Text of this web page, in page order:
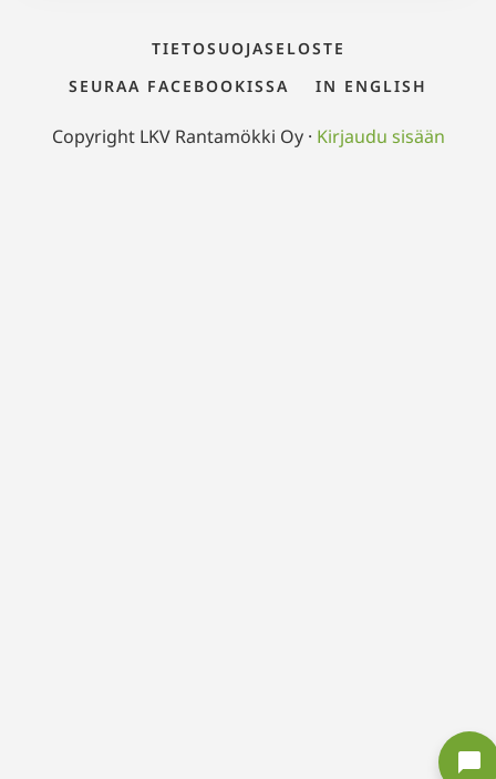
TIETOSUOJASELOSTE
SEURAA FACEBOOKISSA
IN ENGLISH
Copyright LKV Rantamökki Oy · Kirjaudu sisään